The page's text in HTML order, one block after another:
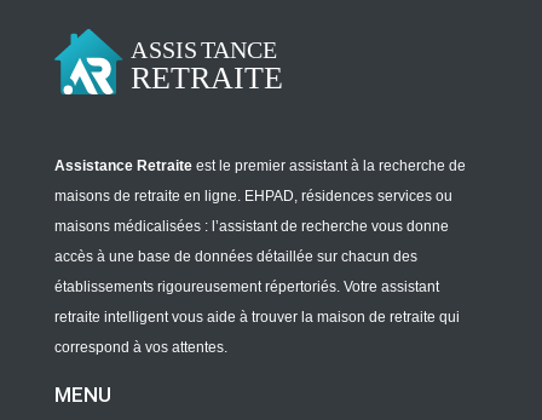
Assistance Retraite est le premier assistant à la recherche de
maisons de retraite en ligne. EHPAD, résidences services ou
maisons médicalisées : l’assistant de recherche vous donne
accès à une base de données détaillée sur chacun des
établissements rigoureusement répertoriés. Votre assistant
retraite intelligent vous aide à trouver la maison de retraite qui
correspond à vos attentes.
MENU